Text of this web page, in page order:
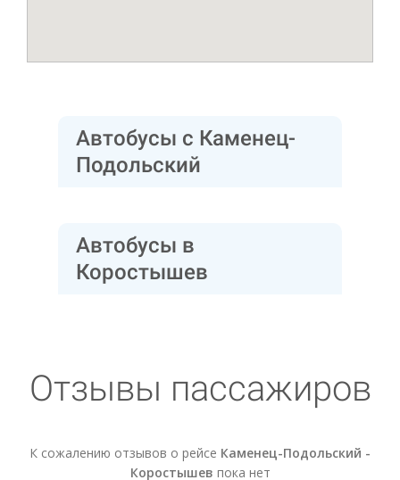
Автобусы с Каменец-
Подольский
Автобусы в
Коростышев
Отзывы пассажиров
К сожалению отзывов о рейсе Каменец-Подольский -
Коростышев пока нет